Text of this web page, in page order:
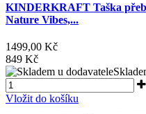
KINDERKRAFT Taška
Nature Vibes,...
1499,00 Kč
849 Kč
Vložit do košíku